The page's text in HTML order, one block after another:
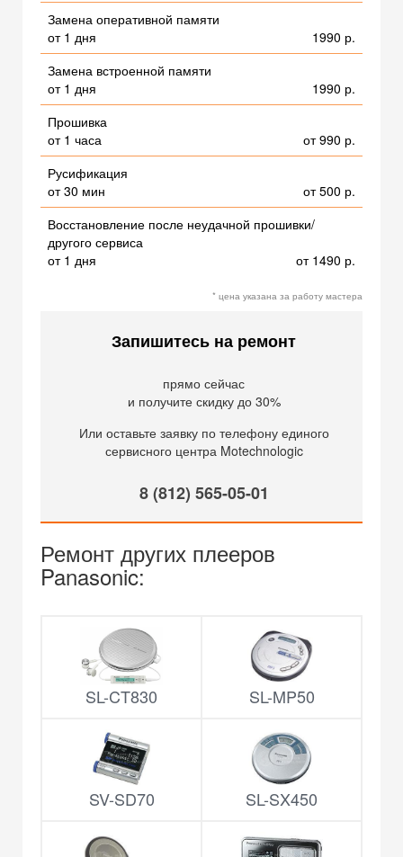
Замена оперативной памяти
от 1 дня
1990 р.
Замена встроенной памяти
от 1 дня
1990 р.
Прошивка
от 1 часа
от 990 р.
Русификация
от 30 мин
от 500 р.
Восстановление после неудачной прошивки/
другого сервиса
от 1 дня
от 1490 р.
* цена указана за работу мастера
Запишитесь на ремонт
прямо сейчас
и получите скидку до 30%
Или оставьте заявку по телефону единого
сервисного центра Motechnologic
8 (812) 565-05-01
Ремонт других плееров
Panasonic:
SL-CT830 SL-MP50
SV-SD70 SL-SX450